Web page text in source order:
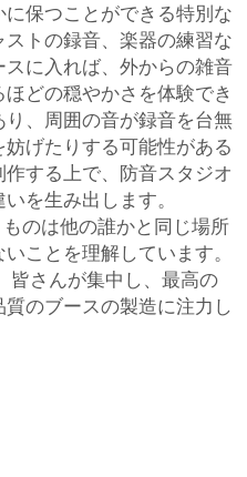
保つことができる特別な
トの録音、楽器の練習な
に入れば、外からの雑音
どの穏やかさを体験でき
、周囲の音が録音を台無
げたりする可能性がある
する上で、防音スタジオ
を生み出します。
のは他の誰かと同じ場所
ことを理解しています。
皆さんが集中し、最高の
のブースの製造に注力し